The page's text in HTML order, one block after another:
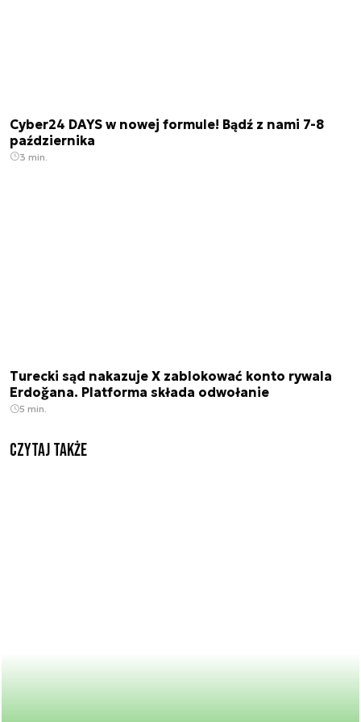
Cyber24 DAYS w nowej formule! Bądź z nami 7-8
października
3 min.
Turecki sąd nakazuje X zablokować konto rywala
Erdoğana. Platforma składa odwołanie
5 min.
Czytaj także